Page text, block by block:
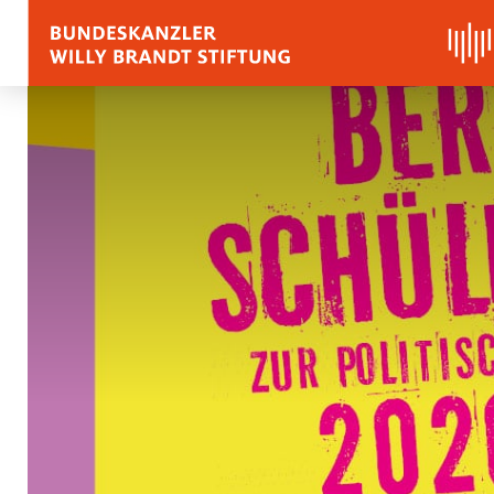
BIOGRAPHY
QUOTES, SPEECHES
APPRAISALS
Quotes
Speeches
Voices on Willy Brandt